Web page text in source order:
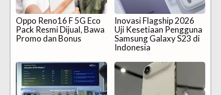
Oppo Reno16 F 5G Eco
Pack Resmi Dijual, Bawa
Promo dan Bonus
Inovasi Flagship 2026
Uji Kesetiaan Pengguna
Samsung Galaxy S23 di
Indonesia